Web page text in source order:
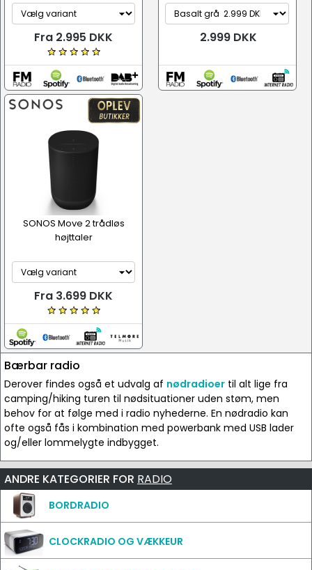
Fra 2.995 DKK 2.999 DKK
SONOS Move 2 trådløs
højttaler
Fra 3.699 DKK
Bærbar radio
Derover findes også et udvalg af nødradioer til alt lige fra
camping/hiking turen til nødsituationer uden støm, men
behov for at følge med i radio nyhederne. En nødradio kan
ofte også fås i kombination med powerbank med USB lader
og/eller lommelygte indbygget.
ANDRE KATEGORIER FOR RADIO
BORDRADIO
CLOCKRADIO OG VÆKKEUR